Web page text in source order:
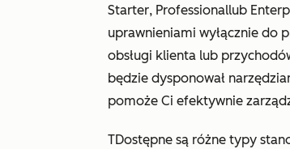
Starter, Professionallub
uprawnieniami wyłącznie do
obsługi klienta lub
będzie dysponował
pomoże Ci efektywnie
TDostępne są różne typy